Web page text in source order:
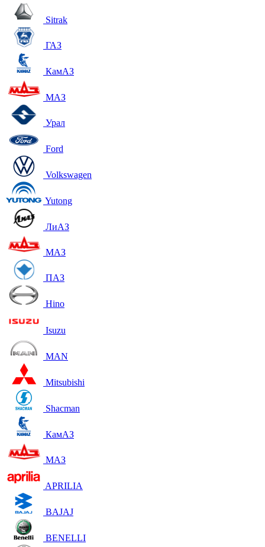
Sitrak
ГАЗ
КамАЗ
МАЗ
Урал
Ford
Volkswagen
Yutong
ЛиАЗ
МАЗ
ПАЗ
Hino
Isuzu
MAN
Mitsubishi
Shacman
КамАЗ
МАЗ
APRILIA
BAJAJ
BENELLI